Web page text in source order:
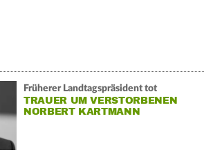
Früherer Landtagspräsident tot
TRAUER UM VERSTORBENEN
NORBERT KARTMANN